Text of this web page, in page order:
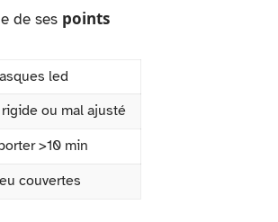
de ses points
led
ou mal ajusté
>10 min
couvertes